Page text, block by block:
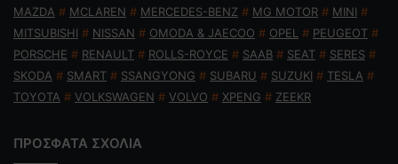
MAZDA # MCLAREN # MERCEDES-BENZ # MG MOTOR # MINI #
MITSUBISHI # NISSAN # OMODA & JAECOO # OPEL # PEUGEOT #
PORSCHE # RENAULT # ROLLS-ROYCE # SAAB # SEAT # SERES #
SKODA # SMART # SSANGYONG # SUBARU # SUZUKI # TESLA #
TOYOTA # VOLKSWAGEN # VOLVO # XPENG # ZEEKR
ΠΡΟΣΦΑΤΑ ΣΧΟΛΙΑ